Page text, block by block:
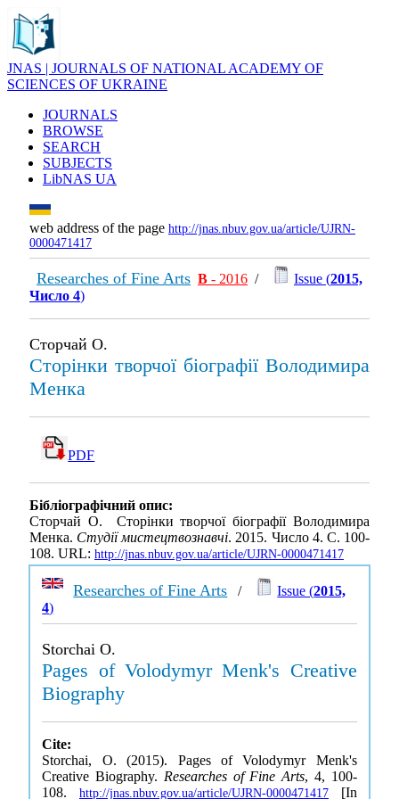
JNAS | JOURNALS OF NATIONAL ACADEMY OF
SCIENCES OF UKRAINE
JOURNALS
BROWSE
SEARCH
SUBJECTS
LibNAS UA
web address of the page http://jnas.nbuv.gov.ua/article/UJRN-
0000471417
Researches of Fine Arts В - 2016 / Issue (2015,
Число 4)
Сторчай О.
Сторінки творчої біографії Володимира
Менка
PDF
Бібліографічний опис:
Сторчай О. Сторінки творчої біографії Володимира
Менка. Студії мистецтвознавчі. 2015. Число 4. С. 100-
108. URL: http://jnas.nbuv.gov.ua/article/UJRN-0000471417
Researches of Fine Arts / Issue (2015,
4)
Storchai O.
Pages of Volodymyr Menk's Creative
Biography
Cite:
Storchai, O. (2015). Pages of Volodymyr Menk's
Creative Biography. Researches of Fine Arts, 4, 100-
108. http://jnas.nbuv.gov.ua/article/UJRN-0000471417 [In